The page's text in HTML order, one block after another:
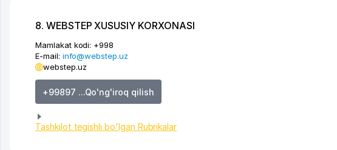
8. WEBSTEP XUSUSIY KORXONASI
Mamlakat kodi: +998
E-mail: info@webstep.uz
webstep.uz
+99897 ...Qo'ng'iroq qilish
Tashkilot tegishli bo'lgan Rubrikalar